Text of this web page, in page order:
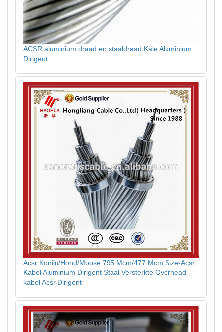
ACSR aluminium draad en staaldraad Kale Aluminium
Dirigent
Acsr Konijn/Hond/Moose 795 Mcm/477 Mcm Size-Acsr
Kabel Aluminium Dirigent Staal Versterkte Overhead
kabel Acsr Dirigent